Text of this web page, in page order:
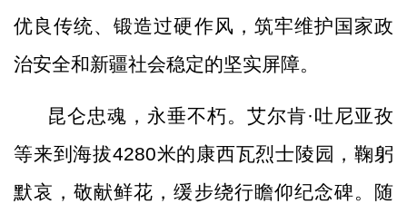
优良传统、锻造过硬作风，筑牢维护国家政
治安全和新疆社会稳定的坚实屏障。
昆仑忠魂，永垂不朽。艾尔肯·吐尼亚孜
等来到海拔4280米的康西瓦烈士陵园，鞠躬
默哀，敬献鲜花，缓步绕行瞻仰纪念碑。随